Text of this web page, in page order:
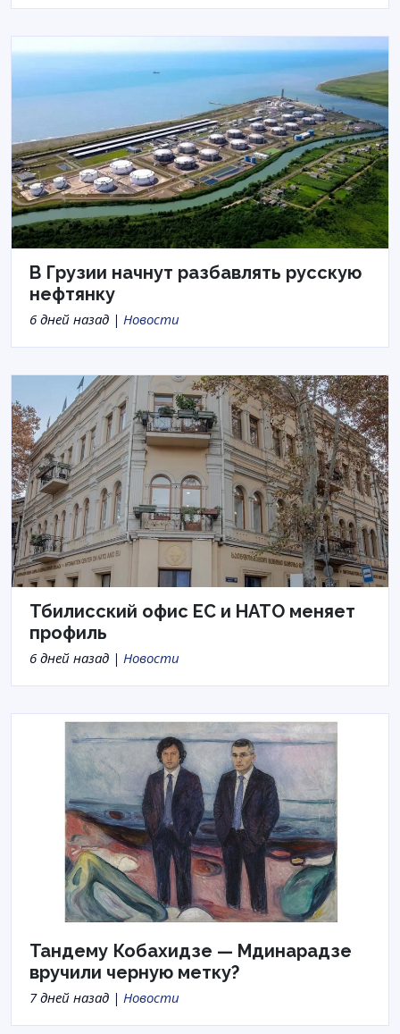
В Грузии начнут разбавлять русскую
нефтянку
6 дней назад | Новости
Тбилисский офис ЕС и НАТО меняет
профиль
6 дней назад | Новости
Тандему Кобахидзе — Мдинарадзе
вручили черную метку?
7 дней назад | Новости